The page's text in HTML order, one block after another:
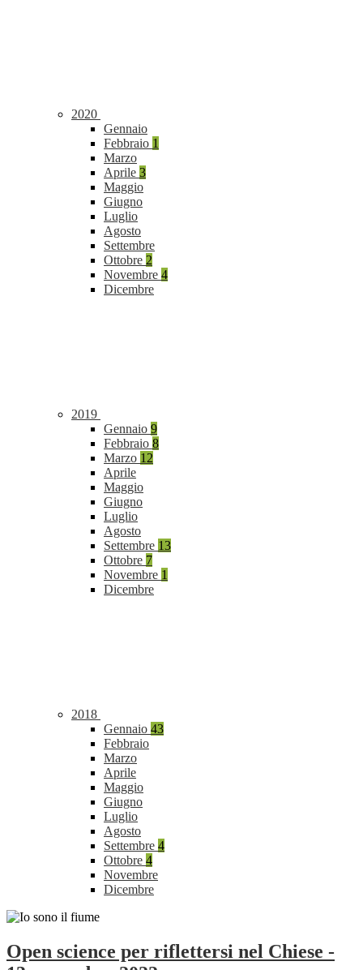
2020
Gennaio
Febbraio 1
Marzo
Aprile 3
Maggio
Giugno
Luglio
Agosto
Settembre
Ottobre 2
Novembre 4
Dicembre
2019
Gennaio 9
Febbraio 8
Marzo 12
Aprile
Maggio
Giugno
Luglio
Agosto
Settembre 13
Ottobre 7
Novembre 1
Dicembre
2018
Gennaio 43
Febbraio
Marzo
Aprile
Maggio
Giugno
Luglio
Agosto
Settembre 4
Ottobre 4
Novembre
Dicembre
Open science per riflettersi nel Chiese -